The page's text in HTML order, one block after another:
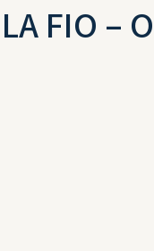
FIO –